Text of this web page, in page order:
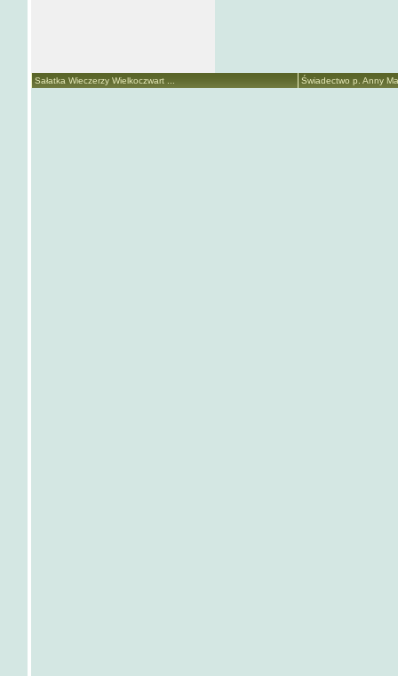
Sałatka Wieczerzy Wielkoczwart ... Świadectwo p. Anny